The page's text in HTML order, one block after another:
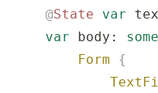
    @
State var
    var
body: some
        Form
{